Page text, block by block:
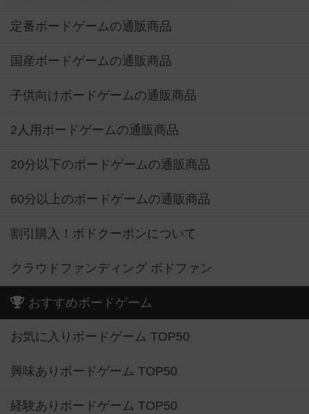
定番ボードゲームの通販商品
国産ボードゲームの通販商品
子供向けボードゲームの通販商品
2人用ボードゲームの通販商品
20分以下のボードゲームの通販商品
60分以上のボードゲームの通販商品
割引購入！ボドクーポンについて
クラウドファンディング ボドファン
おすすめボードゲーム
お気に入りボードゲーム TOP50
興味ありボードゲーム TOP50
経験ありボードゲーム TOP50